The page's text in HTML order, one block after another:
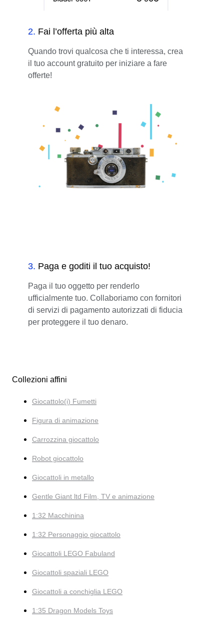
2. Fai l’offerta più alta
Quando trovi qualcosa che ti interessa, crea
il tuo account gratuito per iniziare a fare
offerte!
3. Paga e goditi il tuo acquisto!
Paga il tuo oggetto per renderlo
ufficialmente tuo. Collaboriamo con fornitori
di servizi di pagamento autorizzati di fiducia
per proteggere il tuo denaro.
Collezioni affini
Giocattolo(i) Fumetti
Figura di animazione
Carrozzina giocattolo
Robot giocattolo
Giocattoli in metallo
Gentle Giant ltd Film, TV e animazione
1:32 Macchinina
1:32 Personaggio giocattolo
Giocattoli LEGO Fabuland
Giocattoli spaziali LEGO
Giocattoli a conchiglia LEGO
1:35 Dragon Models Toys